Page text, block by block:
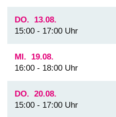
DO.
13.08.
15:00 - 17:00 Uhr
MI.
19.08.
16:00 - 18:00 Uhr
DO. 20.08.
15:00 - 17:00 Uhr